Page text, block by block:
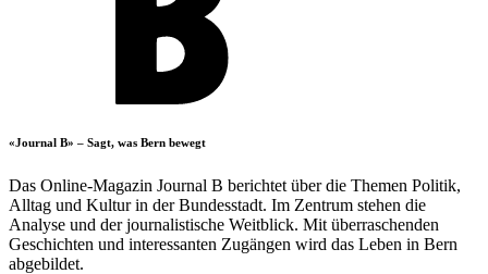
«Journal B» – Sagt, was Bern bewegt
Das Online-Magazin Journal B berichtet über die Themen Politik,
Alltag und Kultur in der Bundesstadt. Im Zentrum stehen die
Analyse und der journalistische Weitblick. Mit überraschenden
Geschichten und interessanten Zugängen wird das Leben in Bern
abgebildet.